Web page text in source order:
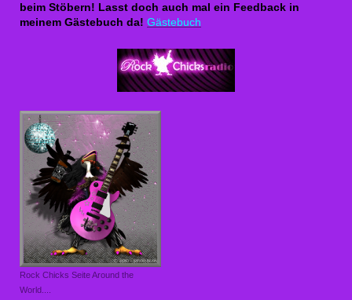
beim Stöbern! Lasst doch auch mal ein Feedback in
meinem Gästebuch da! Gästebuch
Rock Chicks Seite Around the
World....